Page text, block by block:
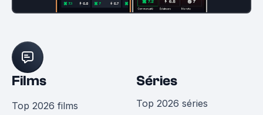
Films
Top 2026 films
Séries
Top 2026 séries